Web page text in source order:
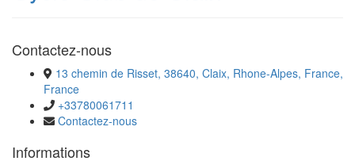
Contactez-nous
13 chemin de Risset, 38640, Claix, Rhone-Alpes, France,
France
+33780061711
Contactez-nous
Informations